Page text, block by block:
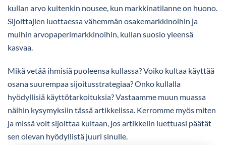
kullan arvo kuitenkin nousee, kun markkinatilanne on huono.
Sijoittajien luottaessa vähemmän osakemarkkinoihin ja
muihin arvopaperimarkkinoihin, kullan suosio yleensä
kasvaa.
Mikä vetää ihmisiä puoleensa kullassa? Voiko kultaa käyttää
osana suurempaa sijoitusstrategiaa? Onko kullalla
hyödyllisiä käyttötarkoituksia? Vastaamme muun muassa
näihin kysymyksiin tässä artikkelissa. Kerromme myös miten
ja missä voit sijoittaa kultaan, jos artikkelin luettuasi päätät
sen olevan hyödyllistä juuri sinulle.